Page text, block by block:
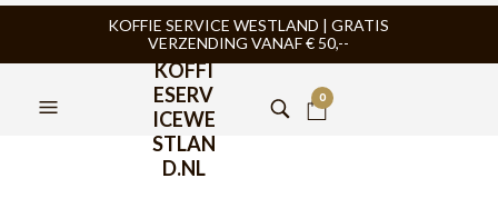
KOFFIE SERVICE WESTLAND | GRATIS
VERZENDING VANAF € 50,--
KOFFI
ESERV
ICEWE
STLAN
D.NL
0